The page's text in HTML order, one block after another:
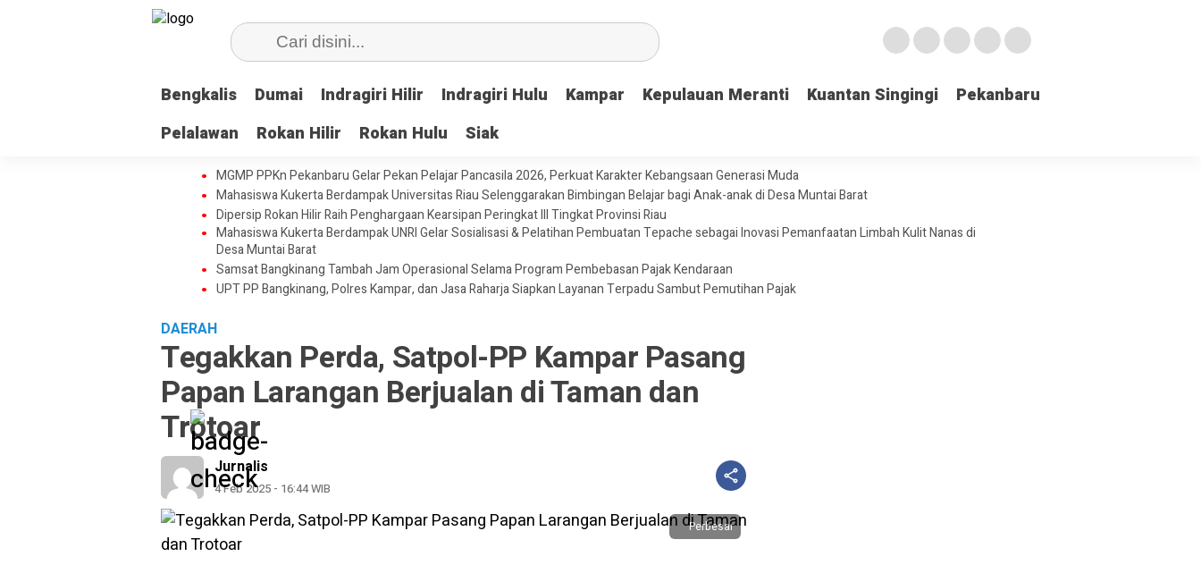
Bengkalis Dumai Indragiri Hilir Indragiri Hulu Kampar Kepulauan Meranti Kuantan Singingi
Pekanbaru
Pelalawan
Rokan Hilir Rokan Hulu Siak
MGMP PPKn Pekanbaru Gelar Pekan Pelajar Pancasila 2026, Perkuat Karakter Kebangsaan Generasi Muda
Mahasiswa Kukerta Berdampak Universitas Riau Selenggarakan Bimbingan Belajar bagi Anak-anak di Desa Muntai Barat
Dipersip Rokan Hilir Raih Penghargaan Kearsipan Peringkat III Tingkat Provinsi Riau
Mahasiswa Kukerta Berdampak UNRI Gelar Sosialisasi & Pelatihan Pembuatan Tepache sebagai Inovasi Pemanfaatan Limbah Kulit Nanas di
Desa Muntai Barat
Samsat Bangkinang Tambah Jam Operasional Selama Program Pembebasan Pajak Kendaraan
UPT PP Bangkinang, Polres Kampar, dan Jasa Raharja Siapkan Layanan Terpadu Sambut Pemutihan Pajak
DAERAH
Tegakkan Perda, Satpol-PP Kampar Pasang
Papan Larangan Berjualan di Taman dan
Trotoar
Jurnalis
4 Feb 2025 - 16:44 WIB
Perbesar